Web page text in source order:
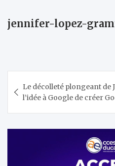
jennifer-lopez-
de
l’article
Le décolleté plongeant de
l’idée à Google de créer